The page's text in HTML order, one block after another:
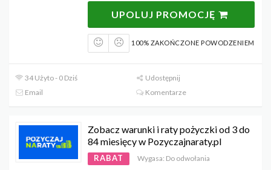
UPOLUJ PROMOCJĘ
100% ZAKOŃCZONE POWODZENIEM
34 Użyto - 0 Dziś
Udostępnij
Email
Komentarze
Zobacz warunki i raty pożyczki od 3 do
84 miesięcy w Pozyczajnaraty.pl
RABAT Wygasa: Do odwołania